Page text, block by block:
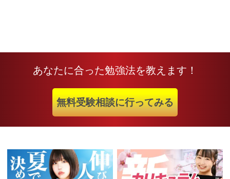
あなたに合った勉強法を教えます！
無料受験相談に行ってみる